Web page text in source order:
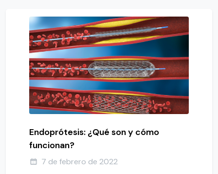
Endoprótesis: ¿Qué son y cómo
funcionan?
7 de febrero de 2022